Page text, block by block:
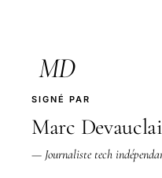
MD
SIGNÉ PAR
Marc
— Journaliste tech